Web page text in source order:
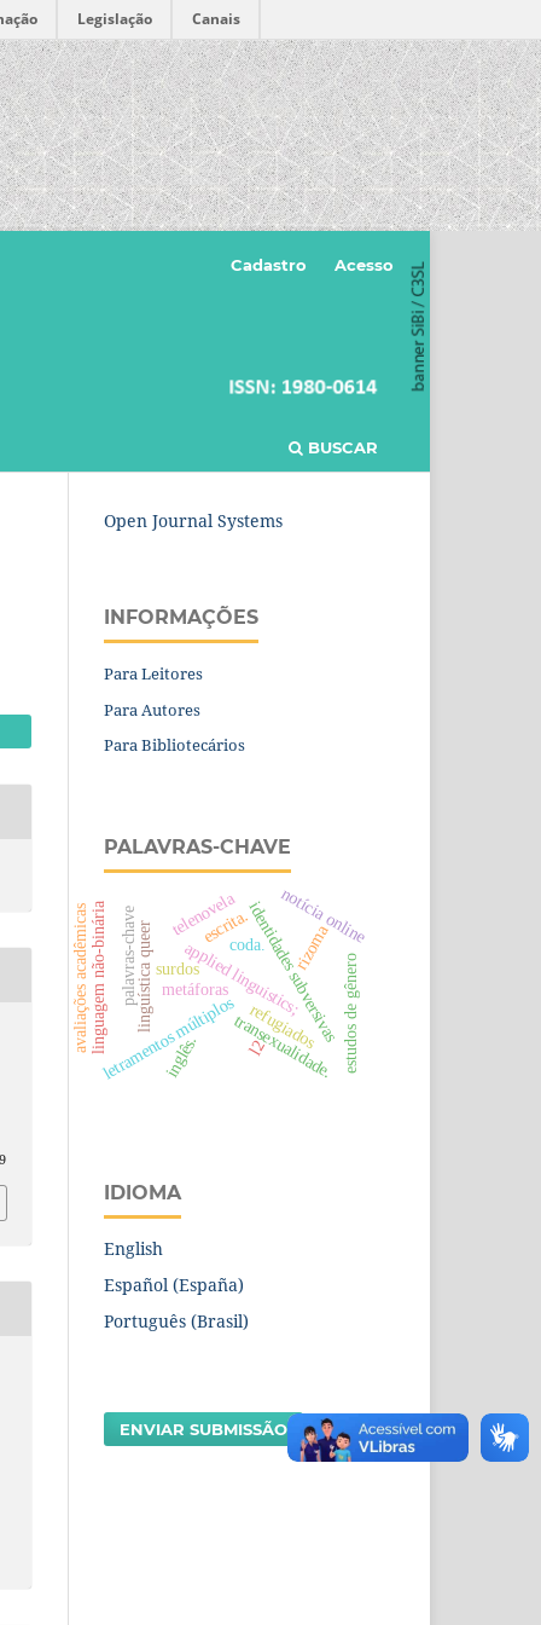
Legislação Canais
BUSCAR
Cadastro Acesso
Open Journal Systems
INFORMAÇÕES
Para Leitores
Para Autores
Para Bibliotecários
PALAVRAS-CHAVE
applied linguistics;
surdos identidades subversivasestudos de gênero
linguística queer
letramentos múltiplos
rizoma
linguagem não-binária
avaliações acadêmicas coda. notícia online
palavras-chave
transexualidade.
telenovela
refugiados
metáforas
l2
inglês.
escrita.
IDIOMA
English
Español (España)
Português (Brasil)
ENVIAR SUBMISSÃO